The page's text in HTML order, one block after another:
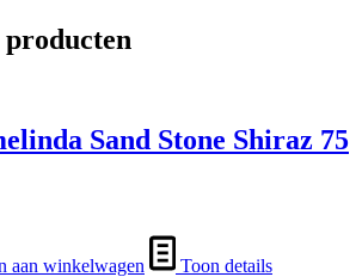
Sand Stone Shiraz 75
aan winkelwagen Toon details